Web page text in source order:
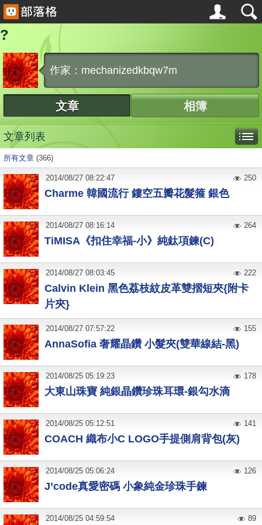
?
作家：mechanizedkbqw7m
文章 相簿
文章列表
所有文章 (366)
Charme 韓國流行 鏤空五瓣花髮箍 銀色
2014/08/27 08:22:47 250
TiMISA《扣住幸福-小》純鈦項鍊(C)
2014/08/27 08:16:14 264
Calvin Klein 黑色荔枝紋皮革雙摺短夾{附卡
片夾}
2014/08/27 08:03:45 222
AnnaSofia 奢耀晶鑽 小髮夾(雙華線結-黑)
2014/08/27 07:57:22 155
大東山珠寶 純銀晶鑽珍珠耳環-銀勾水滴
2014/08/25 05:19:23 178
COACH 織布小C LOGO手提側肩背包(灰)
2014/08/25 05:12:51 141
J’code真愛密碼 小象純金珍珠手鍊
2014/08/25 05:06:24 126
2014/08/25 04:59:54 89